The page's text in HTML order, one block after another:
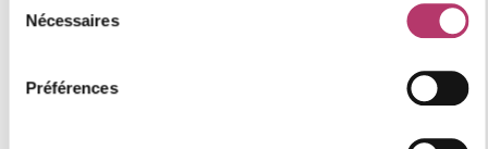
Nécessaires
Préférences